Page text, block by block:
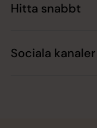
Hitta snabbt
Sociala kanaler